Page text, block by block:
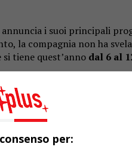
i suoi principali
la compagnia non ha
tiene quest’anno dal 6 al
. Ha ottenuto il rinnovo
ha elogiato la
posto nella Top 10
per: